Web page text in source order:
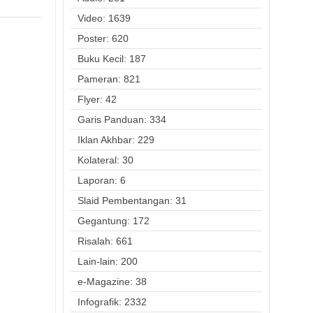
Video: 1639
Poster: 620
Buku Kecil: 187
Pameran: 821
Flyer: 42
Garis Panduan: 334
Iklan Akhbar: 229
Kolateral: 30
Laporan: 6
Slaid Pembentangan: 31
Gegantung: 172
Risalah: 661
Lain-lain: 200
e-Magazine: 38
Infografik: 2332